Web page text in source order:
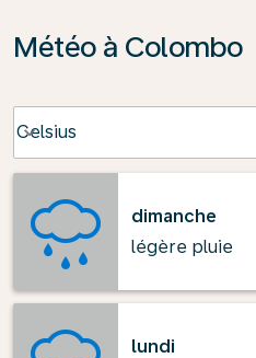
Météo à Colombo
Celsius
keyboard_arrow_down
dimanche
légère pluie
lundi